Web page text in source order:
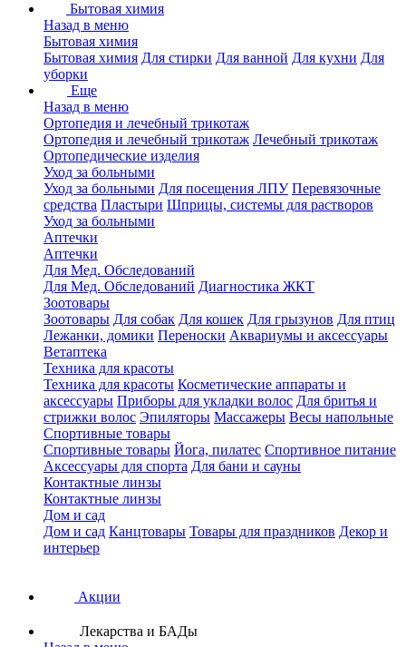
Бытовая химия
Назад в меню
Бытовая химия
Бытовая химия Для стирки Для ванной Для кухни Для
уборки
Еще
Назад в меню
Ортопедия и лечебный трикотаж
Ортопедия и лечебный трикотаж Лечебный трикотаж
Ортопедические изделия
Уход за больными
Уход за больными Для посещения ЛПУ Перевязочные
средства Пластыри Шприцы, системы для растворов
Уход за больными
Аптечки
Аптечки
Для Мед. Обследований
Для Мед. Обследований Диагностика ЖКТ
Зоотовары
Зоотовары Для собак Для кошек Для грызунов Для птиц
Лежанки, домики Переноски Аквариумы и аксессуары
Ветаптека
Техника для красоты
Техника для красоты Косметические аппараты и
аксессуары Приборы для укладки волос Для бритья и
стрижки волос Эпиляторы Массажеры Весы напольные
Спортивные товары
Спортивные товары Йога, пилатес Спортивное питание
Аксессуары для спорта Для бани и сауны
Контактные линзы
Контактные линзы
Дом и сад
Дом и сад Канцтовары Товары для праздников Декор и
интерьер
Акции
Лекарства и БАДы